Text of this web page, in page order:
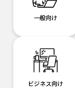
一般向け
ビジネス向け